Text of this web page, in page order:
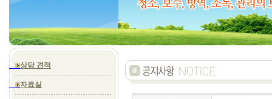
상담 견적
자료실